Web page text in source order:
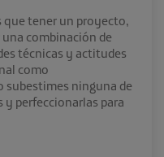
que tener un proyecto,
combinación de
técnicas y actitudes
como
ninguna de
y perfeccionarlas para